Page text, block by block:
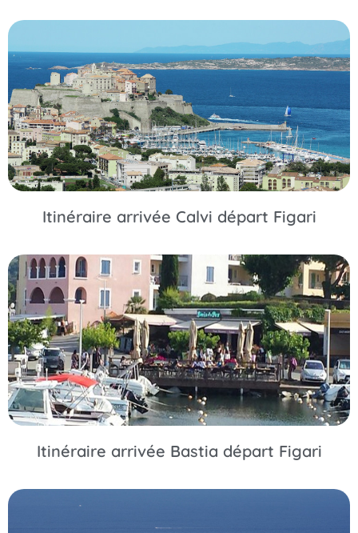
Itinéraire arrivée Calvi départ Figari
Itinéraire arrivée Bastia départ Figari